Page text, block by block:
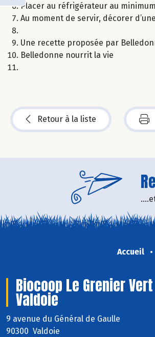
Placer au réfrigérateur au
Au moment de servir, décorer
Une recette proposée par
Belledonne nourrit la vie
Retour à la liste
Accueil
Biocoop Le Grenier Vert
Valdoie
9 avenue du Général de Gaulle
90300 Valdoie